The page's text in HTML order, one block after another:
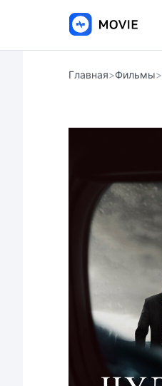
Главная>Фильмы>